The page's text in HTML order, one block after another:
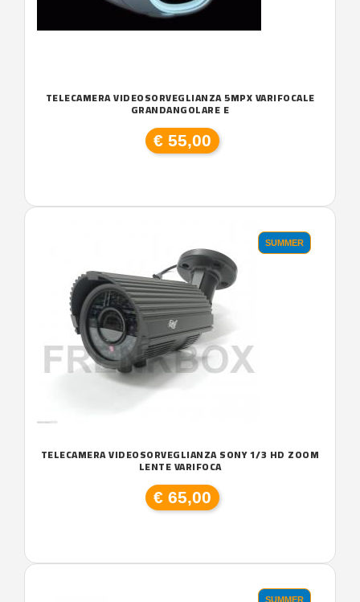
TELECAMERA VIDEOSORVEGLIANZA 5MPX VARIFOCALE
GRANDANGOLARE E
€ 55,00
SUMMER
TELECAMERA VIDEOSORVEGLIANZA SONY 1/3 HD ZOOM
LENTE VARIFOCA
€ 65,00
SUMMER